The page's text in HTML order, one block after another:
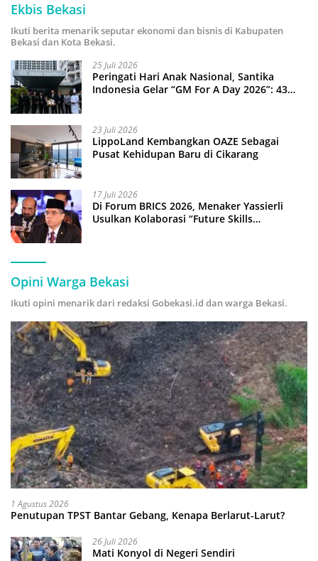
Ekbis Bekasi
Ikuti berita menarik seputar ekonomi dan bisnis di Kabupaten
Bekasi dan Kota Bekasi.
25 Juli 2026
Peringati Hari Anak Nasional, Santika
Indonesia Gelar “GM For A Day 2026”: 43
23 Juli 2026
LippoLand Kembangkan OAZE Sebagai
Pusat Kehidupan Baru di Cikarang
17 Juli 2026
Di Forum BRICS 2026, Menaker Yassierli
Usulkan Kolaborasi “Future Skills
Opini Warga Bekasi
Ikuti opini menarik dari redaksi Gobekasi.id dan warga Bekasi.
1 Agustus 2026
Penutupan TPST Bantar Gebang, Kenapa Berlarut-Larut?
26 Juli 2026
Mati Konyol di Negeri Sendiri